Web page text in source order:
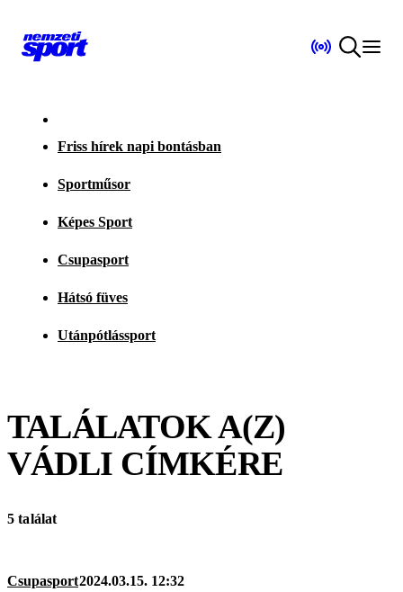
Friss hírek napi bontásban
Sportműsor
Képes Sport
Csupasport
Hátsó füves
Utánpótlássport
TALÁLATOK A(Z)
VÁDLI CÍMKÉRE
5 találat
Csupasport2024.03.15. 12:32